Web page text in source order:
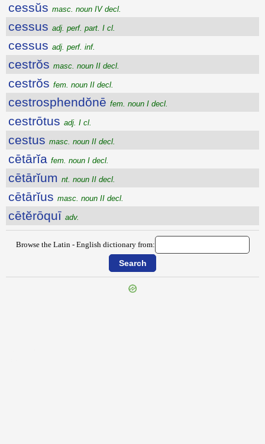
cessŭs masc. noun IV decl.
cessus adj. perf. part. I cl.
cessus adj. perf. inf.
cestrŏs masc. noun II decl.
cestrŏs fem. noun II decl.
cestrosphendŏnē fem. noun I decl.
cestrōtus adj. I cl.
cestus masc. noun II decl.
cētārĭa fem. noun I decl.
cētārĭum nt. noun II decl.
cētārĭus masc. noun II decl.
cētĕrōquī adv.
Browse the Latin - English dictionary from: